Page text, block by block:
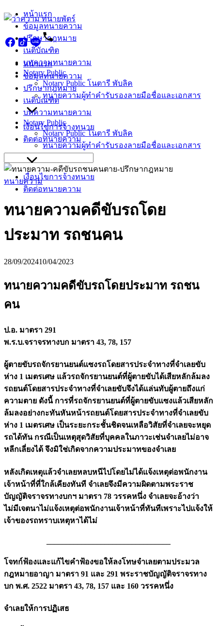
Skip
to
content
หน้าแรก
ข้อมูลทนายความ
ปรึกษากฎหมาย
เนติบัณฑิต
บทความทนายความ
Notary Public
Notary Public โนตารี พับลิค
ทนายความผู้ทำคำรับรองลายมือชื่อและเอกสาร
เงื่อนไขการจ้างทนาย
ติดต่อทนายความ
หน้าแรก
ข้อมูลทนายความ
ปรึกษากฎหมาย
เนติบัณฑิต
บทความทนายความ
Notary Public
Notary Public โนตารี พับลิค
ทนายความผู้ทำคำรับรองลายมือชื่อและเอกสาร
เงื่อนไขการจ้างทนาย
ติดต่อทนายความ
for:
ทนายความ
ทนายความคดีขับรถโดย
ประมาท รถชนคน
28/09/202410/04/2023
ทนายความคดีขับรถโดยประมาท รถชน
คน
ป.อ. มาตรา 291
พ.ร.บ.จราจรทางบก มาตรา 43, 78, 157
ผู้ตายขับรถจักรยานยนต์แซงรถโดยสารประจำทางที่จำเลยขับ
ห่าง 1 เมตรเศษ แล้วรถจักรยานยนต์ที่ผู้ตายขับได้เสียหลักล้มลง
รถยนต์โดยสารประจำทางที่จำเลยขับจึงได้แล่นทับผู้ตายถึงแก่
ความตาย ดังนี้ การที่รถจักรยานยนต์ที่ผู้ตายขับแซงแล้วเสียหลัก
ล้มลงอย่างกะทันหันหน้ารถยนต์โดยสารประจำทางที่จำเลยขับ
ห่าง 1 เมตรเศษ เป็นระยะกระชั้นชิดจนเหลือวิสัยที่จำเลยจะหยุด
รถได้ทัน กรณีเป็นเหตุสุดวิสัยที่บุคคลในภาวะเช่นจำเลยไม่อาจ
หลีกเลี่ยงได้ จึงมิใช่เกิดจากความประมาทของจำเลย
หลังเกิดเหตุแล้วจำเลยหลบหนีไปโดยไม่ได้แจ้งเหตุต่อพนักงาน
เจ้าหน้าที่ที่ใกล้เคียงทันที จำเลยจึงมีความผิดตามพระราช
บัญญัติจราจรทางบกฯ มาตรา 78 วรรคหนึ่ง จำเลยจะอ้างว่า
ไม่มีเจตนาไม่แจ้งเหตุต่อพนักงานเจ้าหน้าที่ทันทีเพราะไปแจ้งให้
เจ้าของรถทราบเหตุหาได้ไม่
โจทก์ฟ้องและแก้ไขคำฟ้องขอให้ลงโทษจำเลยตามประมวล
กฎหมายอาญา มาตรา 91 และ 291 พระราชบัญญัติจราจรทาง
บก พ.ศ. 2522 มาตรา 43, 78, 157 และ 160 วรรคหนึ่ง
จำเลยให้การปฏิเสธ